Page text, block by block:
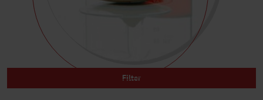
Filter